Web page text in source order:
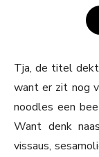
Tja, de titel
want er zit nog
noodles een
Want denk
vissaus,